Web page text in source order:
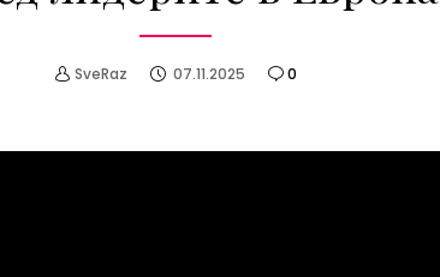
SveRaz 07.11.2025 0